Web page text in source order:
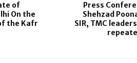
of
On the
the Kafr
Press
Shehzad
SIR, TMC